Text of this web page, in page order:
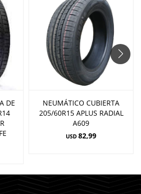
DE
NEUMÁTICO CUBIERTA
205/60R15 APLUS RADIAL
A609
USD 82,99